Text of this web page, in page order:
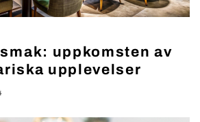
uppkomsten av
upplevelser